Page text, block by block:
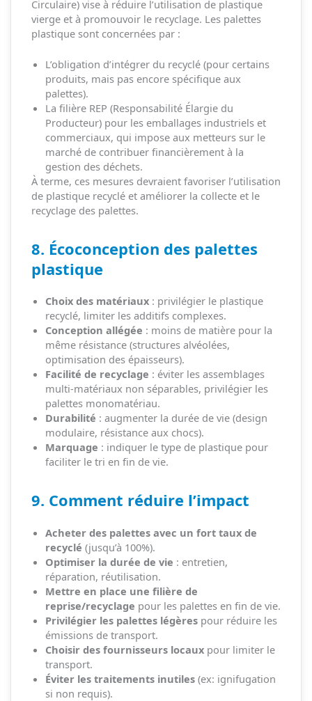
Circulaire) vise à réduire l’utilisation de plastique
vierge et à promouvoir le recyclage. Les palettes
plastique sont concernées par :
L’obligation d’intégrer du recyclé (pour certains
produits, mais pas encore spécifique aux
palettes).
La filière REP (Responsabilité Élargie du
Producteur) pour les emballages industriels et
commerciaux, qui impose aux metteurs sur le
marché de contribuer financièrement à la
gestion des déchets.
À terme, ces mesures devraient favoriser l’utilisation
de plastique recyclé et améliorer la collecte et le
recyclage des palettes.
8. Écoconception des palettes
plastique
Choix des matériaux: privilégier le plastique
recyclé, limiter les additifs complexes.
Conception allégée : moins de matière pour la
même résistance (structures alvéolées,
optimisation des épaisseurs).
Facilité de recyclage : éviter les assemblages
multi-matériaux non séparables, privilégier les
palettes monomatériau.
Durabilité : augmenter la durée de vie (design
modulaire, résistance aux chocs).
Marquage : indiquer le type de plastique pour
faciliter le tri en fin de vie.
9. Comment réduire l’impact
Acheter des palettes avec un fort taux de
recyclé (jusqu’à 100%).
Optimiser la durée de vie : entretien,
réparation, réutilisation.
Mettre en place une filière de
reprise/recyclage pour les palettes en fin de vie.
Privilégier les palettes légèrespour réduire les
émissions de transport.
Choisir des fournisseurs locauxpour limiter le
transport.
Éviter les traitements inutiles(ex: ignifugation
si non requis).